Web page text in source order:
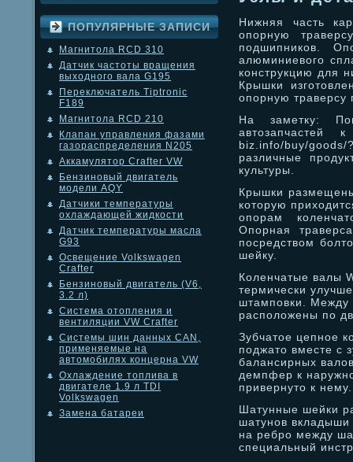
ПОПУЛЯРНЫЕ ЗАПИСИ
Магнитола RCD 310
Датчик частоты вращения
выходного вала G195
Переключатель Tiptronic
F189
Магнитола RCD 210
Клапан управления фазами
газораспределения N205
Аккамулятор Crafter VW
Бензиновый двигатель
модели AQY
Датчики температуры
охлаждающей жидкости
Датчик температуры масла
G93
Освещение Volkswagen
Crafter
Бензиновый двигатель (V6,
3.2 л)
Система отопления и
вентиляции VW Crafter
Системы шин данных CAN,
применяемые на
автомобилях концерна VW
Охлаждение топлива в
двигателе 1.9 л TDI
Volkswagen
Замена батареи
Нижняя часть
опорную
подшипников.
алюминиевого
конструкцию для
Крышки
опорную траверсу
На заметку:
biz.info/buy/
различные
культуры.
Крышки
которую
опорам
Опорная
посредством
шейку.
Коленчатые валы
термически
штамповки.
расположены по
Зубчатое цепное
поджато вместе с
балансирных
демпфер к
привернуто к нему.
Шатунные шейки
шатунов
на ребро между
специальный